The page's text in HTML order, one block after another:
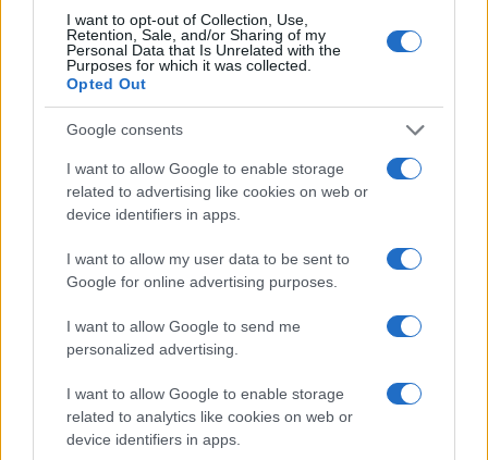
I want to opt-out of Collection, Use,
Retention, Sale, and/or Sharing of my
Personal Data that Is Unrelated with the
Purposes for which it was collected.
Opted Out
Google consents
I want to allow Google to enable storage
related to advertising like cookies on web or
device identifiers in apps.
I want to allow my user data to be sent to
Google for online advertising purposes.
I want to allow Google to send me
personalized advertising.
I want to allow Google to enable storage
related to analytics like cookies on web or
device identifiers in apps.
Floyd, un pregiudicato con svariate condanne per
rapine e spaccio, divenne un’icona, con tanto di
murales dedicati.
Leggi anche:
Henry Nowak: il woke uccide. Stasera Red Pill
Coronavirus e George Floyd, assalto a Trump:
la sinistra disposta a ballare sopra le macerie pur
di vincere
La narrazione fu chiara:la polizia bianca si
accanisce sui neri.Nel caso Nowak, invece, la